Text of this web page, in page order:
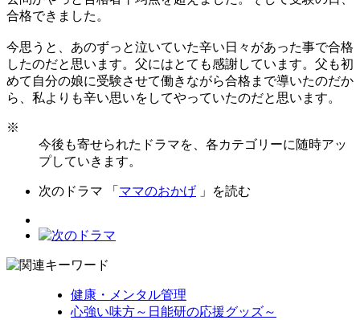
合格できました。
今思うと、あのずっと泣いていた辛い日々があった事で合格
したのだと思います。父にはとても感謝しています。父も初
めて自分の娘に受験させて働きながら合格まで導いたのだか
ら、私よりも辛い思いをしてやっていたのだと思います。
※
今後も寄せられたドラマを、各カテゴリーに随時アッ
プしていきます。
次のドラマ 「 ママのおかげ 」を読む
健康・メンタル管理
心強い味方～日能研の応援グッズ～